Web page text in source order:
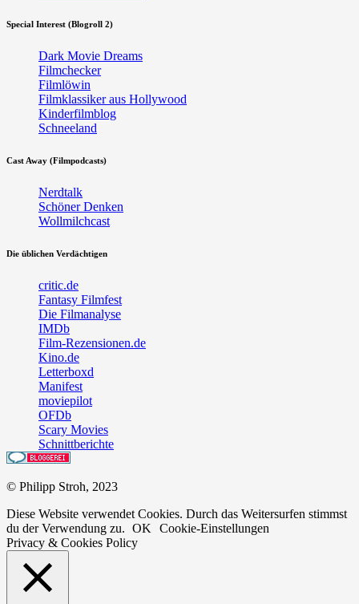
Special Interest (Blogroll 2)
Dark Movie Dreams
Filmchecker
Filmlöwin
Filmklassiker aus Hollywood
Kinderfilmblog
Schneeland
Cast Away (Filmpodcasts)
Nerdtalk
Schöner Denken
Wollmilchcast
Die üblichen Verdächtigen
critic.de
Fantasy Filmfest
Die Filmanalyse
IMDb
Film-Rezensionen.de
Kino.de
Letterboxd
Manifest
moviepilot
OFDb
Scary Movies
Schnittberichte
© Philipp Stroh, 2023
Diese Website verwendet Cookies. Durch das Weitersurfen stimmst
du der Verwendung zu. OK
Cookie-Einstellungen
Privacy & Cookies Policy